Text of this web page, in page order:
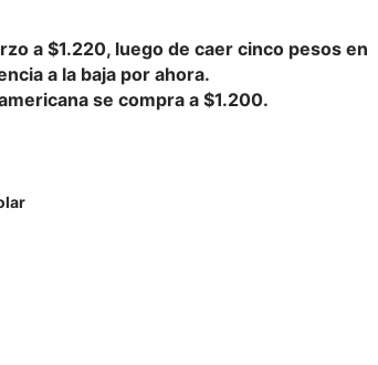
a $1.220, luego de caer cinco pesos en
a la baja por ahora.
se compra a $1.200.